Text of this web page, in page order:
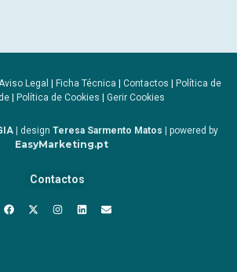
Legal Ficha Técnica Contactos
Política de
| Política de Cookies Gerir Cookies
| design Teresa Sarmento Matos | powered by
EasyMarketing.pt
Contactos